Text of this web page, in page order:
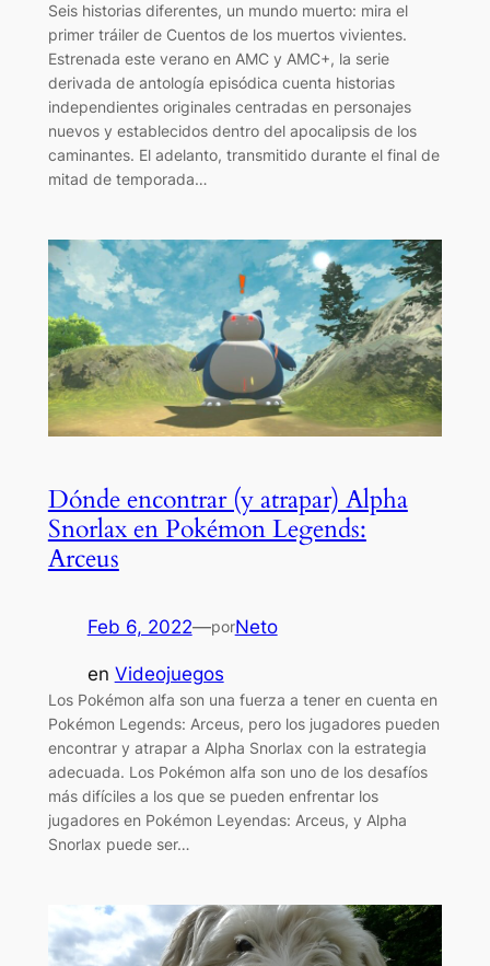
Seis historias diferentes, un mundo muerto: mira el
primer tráiler de Cuentos de los muertos vivientes.
Estrenada este verano en AMC y AMC+, la serie
derivada de antología episódica cuenta historias
independientes originales centradas en personajes
nuevos y establecidos dentro del apocalipsis de los
caminantes. El adelanto, transmitido durante el final de
mitad de temporada…
Dónde encontrar (y atrapar) Alpha
Snorlax en Pokémon Legends:
Arceus
Feb 6, 2022—porNeto
en Videojuegos
Los Pokémon alfa son una fuerza a tener en cuenta en
Pokémon Legends: Arceus, pero los jugadores pueden
encontrar y atrapar a Alpha Snorlax con la estrategia
adecuada. Los Pokémon alfa son uno de los desafíos
más difíciles a los que se pueden enfrentar los
jugadores en Pokémon Leyendas: Arceus, y Alpha
Snorlax puede ser…